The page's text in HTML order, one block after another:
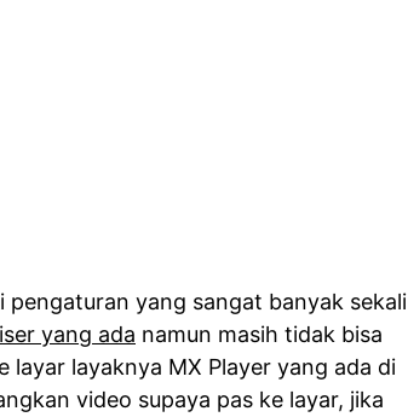
pengaturan yang sangat banyak sekali
yang ada namun masih tidak bisa
layaknya MX Player yang ada di
video supaya pas ke layar, jika